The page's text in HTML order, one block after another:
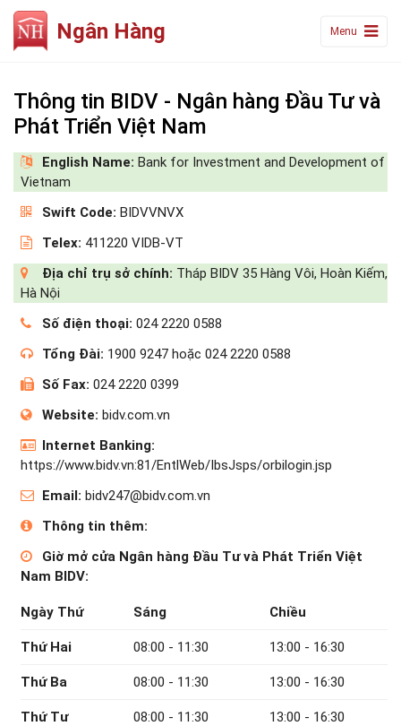
Ngân Hàng Menu
Thông tin BIDV - Ngân hàng Đầu Tư và
Phát Triển Việt Nam
English Name: Bank for Investment and Development of
Vietnam
Swift Code: BIDVVNVX
Telex: 411220 VIDB-VT
Địa chỉ trụ sở chính: Tháp BIDV 35 Hàng Vôi, Hoàn Kiếm,
Hà Nội
Số điện thoại: 024 2220 0588
Tổng Đài: 1900 9247 hoặc 024 2220 0588
Số Fax: 024 2220 0399
Website: bidv.com.vn
Internet Banking:
https://www.bidv.vn:81/EntlWeb/IbsJsps/orbilogin.jsp
Email: bidv247@bidv.com.vn
Thông tin thêm:
Giờ mở cửa Ngân hàng Đầu Tư và Phát Triển Việt
Nam BIDV:
Ngày Thứ Sáng Chiều
Thứ Hai 08:00 - 11:30 13:00 - 16:30
Thứ Ba 08:00 - 11:30 13:00 - 16:30
Thứ Tư 08:00 - 11:30 13:00 - 16:30